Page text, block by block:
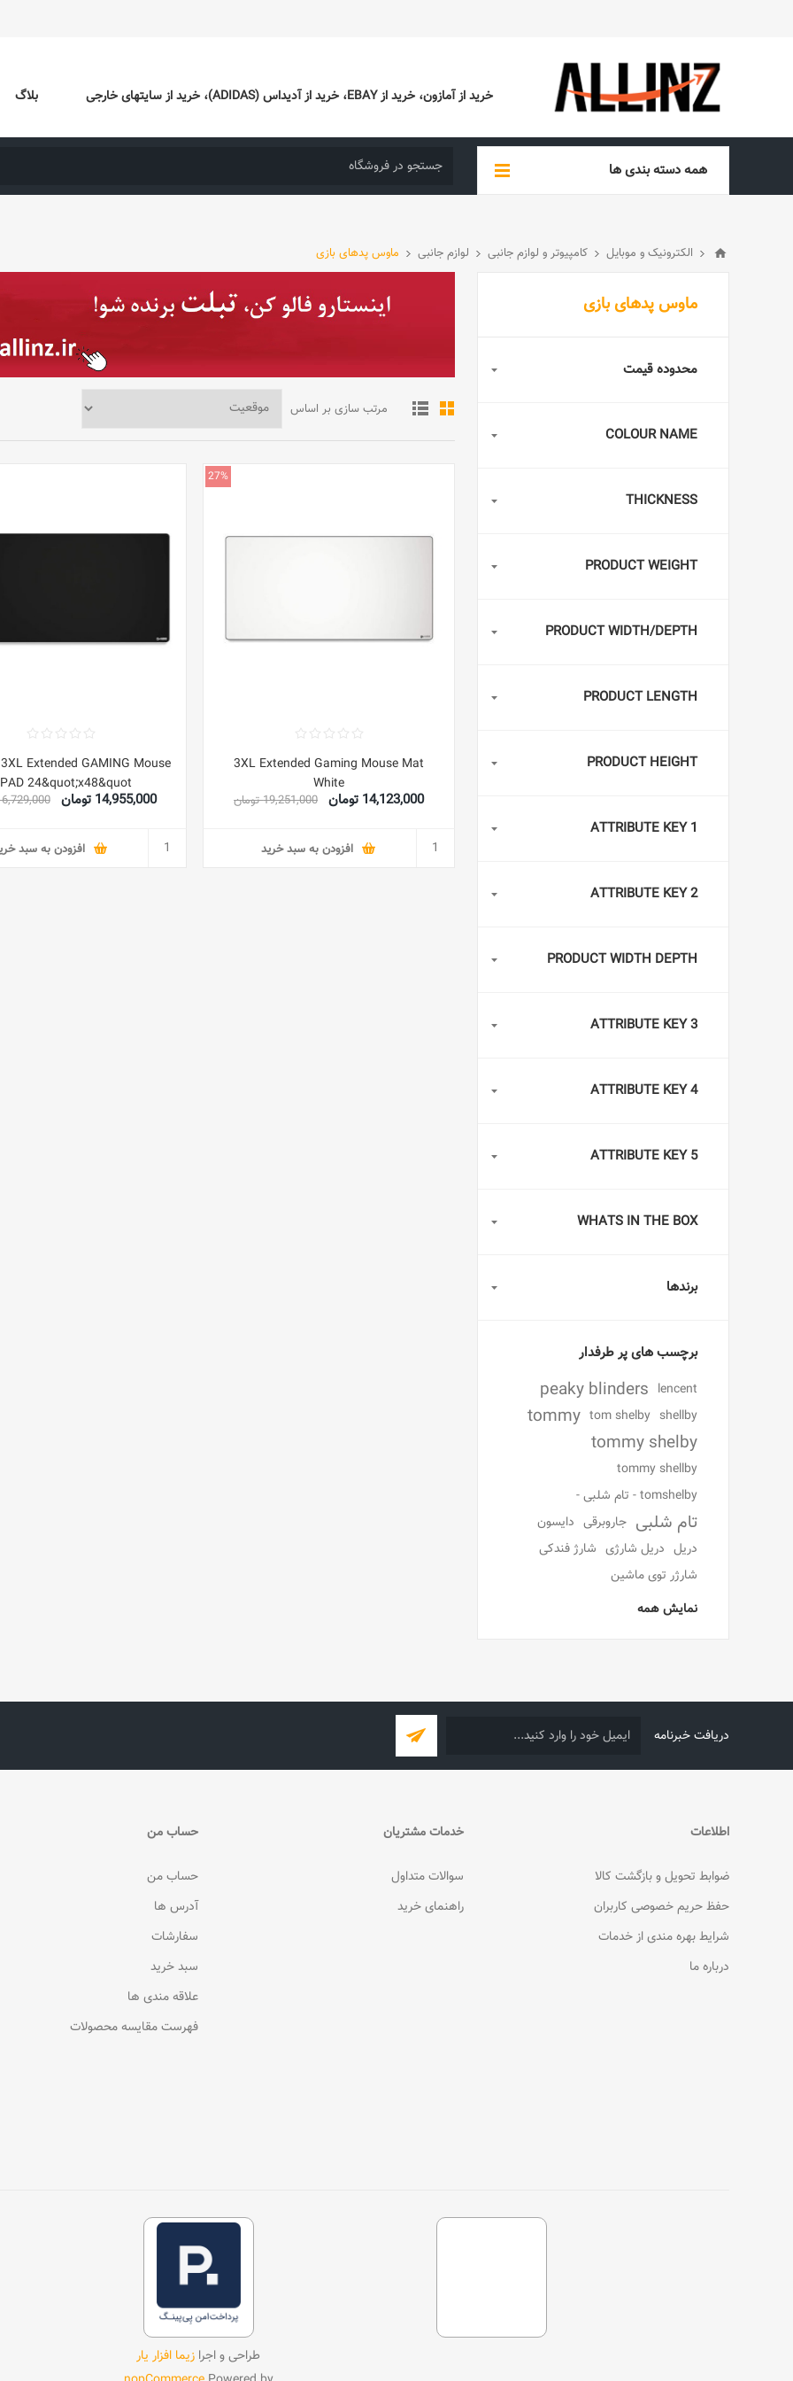
خرید از آمازون، خرید از EBAY، خرید از آدیداس (ADIDAS)، خرید از سایتهای خارجی بلاگ
همه دسته بندی ها
الکترونیک و موبایل کامپیوتر و لوازم جانبی لوازم جانبی ماوس پدهای بازی
مرتب سازی بر اساس
27%
3XL Extended Gaming Mouse Mat
White
14,123,000 تومان 19,251,000 تومان
افزودن به سبد خرید
Extended GAMING Mouse
PAD 24&quot;x48&quot; -
14,955,000 تومان 16,729,000
افزودن به سبد
ماوس پدهای بازی
محدوده قیمت
COLOUR NAME
THICKNESS
PRODUCT WEIGHT
PRODUCT WIDTH/DEPTH
PRODUCT LENGTH
PRODUCT HEIGHT
ATTRIBUTE KEY 1
ATTRIBUTE KEY 2
PRODUCT WIDTH DEPTH
ATTRIBUTE KEY 3
ATTRIBUTE KEY 4
ATTRIBUTE KEY 5
WHATS IN THE BOX
برندها
برچسب های پر طرفدار
lencent
peaky blinders
shellby
tom shelby
tommy
tommy shelby
tommy shellby
tomshelby - تام شلبی -
تام شلبی جاروبرقی دایسون
دریل دریل شارژی شارژ فندکی
شارژر توی ماشین
نمایش همه
دریافت خبرنامه
اطلاعات
ضوابط تحویل و بازگشت کالا
حفظ حریم خصوصی کاربران
شرایط بهره مندی از خدمات
درباره ما
خدمات مشتریان
سوالات متداول
راهنمای خرید
حساب من
حساب من
آدرس ها
سفارشات
سبد خرید
علاقه مندی ها
فهرست مقایسه محصولات
طراحی و اجرا زیما افزار یار